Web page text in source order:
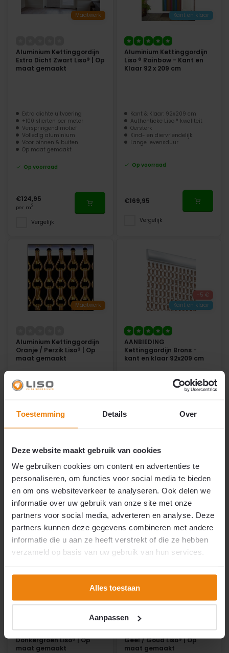
Toestemming Details Over
Deze website maakt gebruik van cookies
We gebruiken cookies om content en advertenties te
personaliseren, om functies voor social media te bieden
en om ons websiteverkeer te analyseren. Ook delen we
informatie over uw gebruik van onze site met onze
partners voor social media, adverteren en analyse. Deze
partners kunnen deze gegevens combineren met andere
informatie die u aan ze heeft verstrekt of die ze hebben
verzameld op basis van uw gebruik van hun services.
Alles toestaan
Aanpassen
Maatwerk
Aluminium Kettinggordijn
Extra Dicht Zwart Liso® | Op
maat gemaakt
Extra dichte uitvoering
±100 slierten per meter
Verspringend motief
Volledig aluminium
Voor binnen & buiten
Op maat gemaakt
Op voorraad
€124,95
per m2
Vergelijk
Kant en klaar
Aluminium Kettinggordijn
Liso ® Rainbow - Kant en
Klaar 92 x 209 cm
Kant & Klaar: 92x209 cm
Authentieke Liso ® kwaliteit
Oersterk
Kind- en diervriendelijk
Lange levensduur
Op voorraad
€169,95
Vergelijk
Maatwerk
Aluminium Kettinggordijn
Oranje / Perzik Liso® | Op
maat gemaakt
Volledig aluminium
Voor binnen & buiten
€94,95
Vergelijk
-5 €
Kant en klaar
AANBIEDING
Kettinggordijn Brons -
kant en klaar 92x209 cm
Kind- en diervriendelijk
Op voorraad
€154,50
Aluminium Kettinggordijn
Donkergroen Liso® | Op
maat gemaakt
Aluminium Kettinggordijn
Geel / Goud Liso® | Op
maat gemaakt